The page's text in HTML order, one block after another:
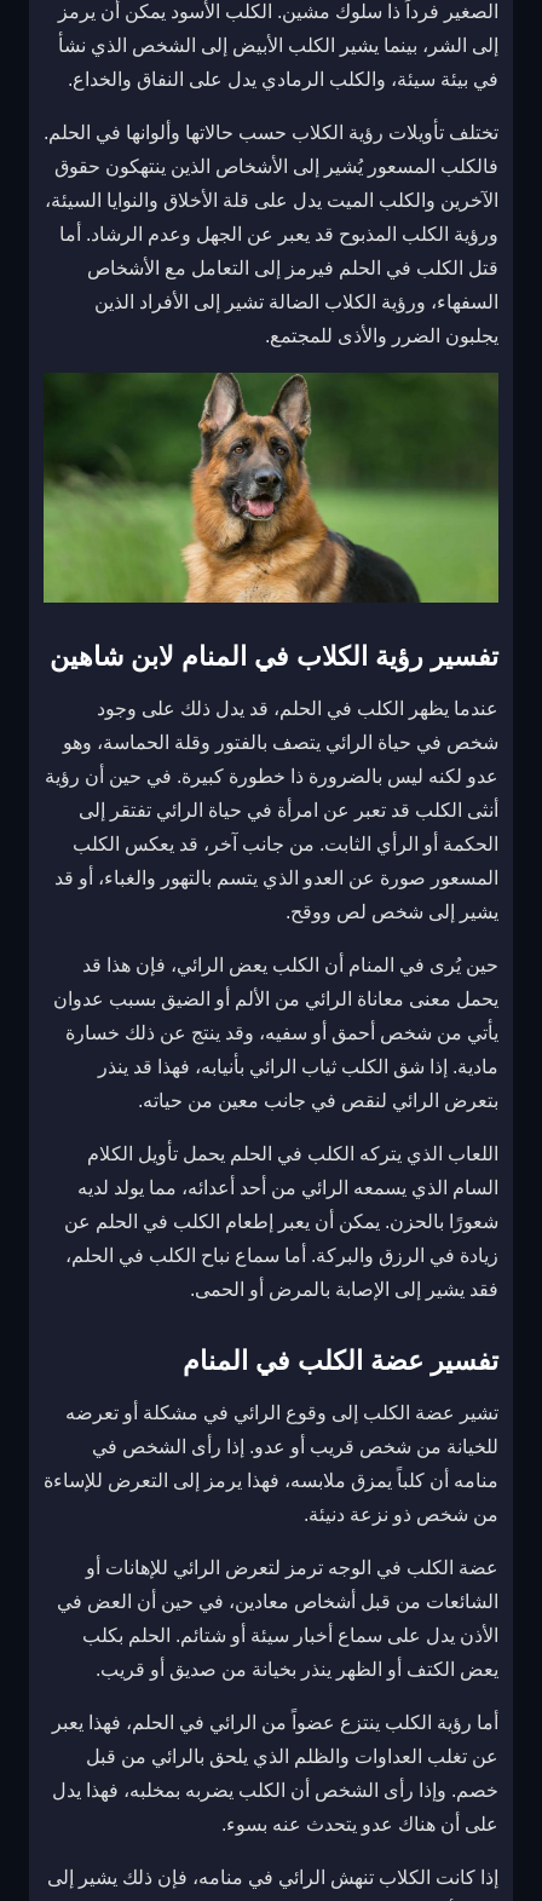
الصغير فرداً ذا سلوك مشين. الكلب الأسود يمكن أن يرمز
إلى الشر، بينما يشير الكلب الأبيض إلى الشخص الذي نشأ
في بيئة سيئة، والكلب الرمادي يدل على النفاق والخداع.
تختلف تأويلات رؤية الكلاب حسب حالاتها وألوانها في الحلم.
فالكلب المسعور يُشير إلى الأشخاص الذين ينتهكون حقوق
الآخرين والكلب الميت يدل على قلة الأخلاق والنوايا السيئة،
ورؤية الكلب المذبوح قد يعبر عن الجهل وعدم الرشاد. أما
قتل الكلب في الحلم فيرمز إلى التعامل مع الأشخاص
السفهاء، ورؤية الكلاب الضالة تشير إلى الأفراد الذين
يجلبون الضرر والأذى للمجتمع.
تفسير رؤية الكلاب في المنام لابن شاهين
عندما يظهر الكلب في الحلم، قد يدل ذلك على وجود
شخص في حياة الرائي يتصف بالفتور وقلة الحماسة، وهو
عدو لكنه ليس بالضرورة ذا خطورة كبيرة. في حين أن رؤية
أنثى الكلب قد تعبر عن امرأة في حياة الرائي تفتقر إلى
الحكمة أو الرأي الثابت. من جانب آخر، قد يعكس الكلب
المسعور صورة عن العدو الذي يتسم بالتهور والغباء، أو قد
يشير إلى شخص لص ووقح.
حين يُرى في المنام أن الكلب يعض الرائي، فإن هذا قد
يحمل معنى معاناة الرائي من الألم أو الضيق بسبب عدوان
يأتي من شخص أحمق أو سفيه، وقد ينتج عن ذلك خسارة
مادية. إذا شق الكلب ثياب الرائي بأنيابه، فهذا قد ينذر
بتعرض الرائي لنقص في جانب معين من حياته.
اللعاب الذي يتركه الكلب في الحلم يحمل تأويل الكلام
السام الذي يسمعه الرائي من أحد أعدائه، مما يولد لديه
شعورًا بالحزن. يمكن أن يعبر إطعام الكلب في الحلم عن
زيادة في الرزق والبركة. أما سماع نباح الكلب في الحلم،
فقد يشير إلى الإصابة بالمرض أو الحمى.
تفسير عضة الكلب في المنام
تشير عضة الكلب إلى وقوع الرائي في مشكلة أو تعرضه
للخيانة من شخص قريب أو عدو. إذا رأى الشخص في
منامه أن كلباً يمزق ملابسه، فهذا يرمز إلى التعرض للإساءة
من شخص ذو نزعة دنيئة.
عضة الكلب في الوجه ترمز لتعرض الرائي للإهانات أو
الشائعات من قبل أشخاص معادين، في حين أن العض في
الأذن يدل على سماع أخبار سيئة أو شتائم. الحلم بكلب
يعض الكتف أو الظهر ينذر بخيانة من صديق أو قريب.
أما رؤية الكلب ينتزع عضواً من الرائي في الحلم، فهذا يعبر
عن تغلب العداوات والظلم الذي يلحق بالرائي من قبل
خصم. وإذا رأى الشخص أن الكلب يضربه بمخلبه، فهذا يدل
على أن هناك عدو يتحدث عنه بسوء.
إذا كانت الكلاب تنهش الرائي في منامه، فإن ذلك يشير إلى